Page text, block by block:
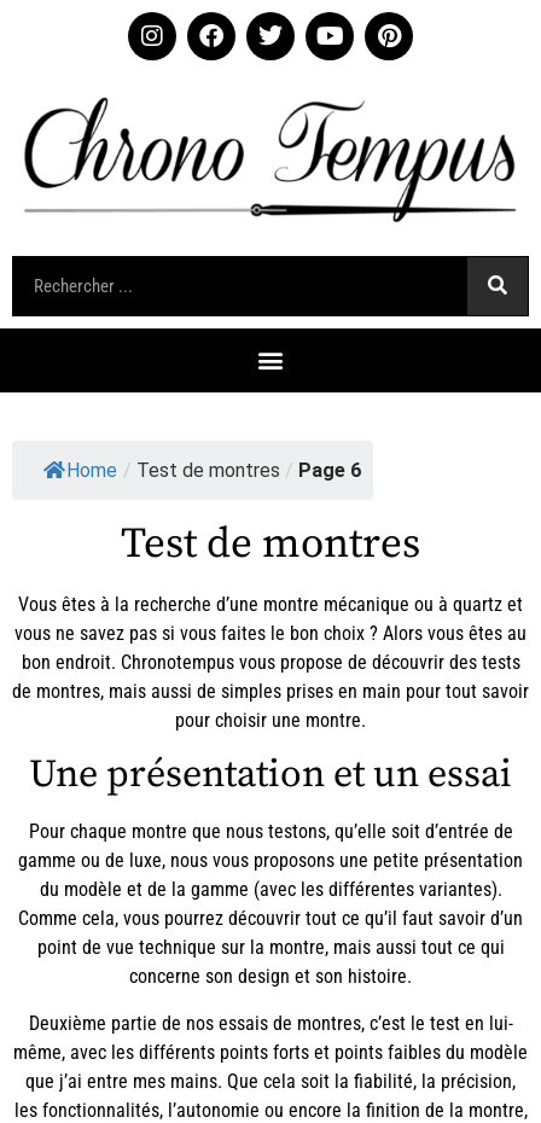
Home / Test de montres / Page 6
Test de montres
Vous êtes à la recherche d’une montre mécanique ou à quartz et
vous ne savez pas si vous faites le bon choix ? Alors vous êtes au
bon endroit. Chronotempusvous propose de découvrir des tests
de montres, mais aussi de simples prises en main pour tout savoir
pour choisir une montre.
Une présentation et un essai
Pour chaque montre que nous testons, qu’elle soit d’entrée de
gamme ou de luxe, nous vous proposons une petite présentation
du modèle et de la gamme (avec les différentes variantes).
Comme cela, vous pourrez découvrir tout ce qu’il faut savoir d’un
point de vue technique sur la montre, mais aussi tout ce qui
concerne son design et son histoire.
Deuxième partie de nos essais de montres, c’est le test en lui-
même, avec les différents points forts et points faibles du modèle
que j’ai entre mes mains. Que cela soit la fiabilité, la précision,
les fonctionnalités, l’autonomie ou encore la finition de la montre,